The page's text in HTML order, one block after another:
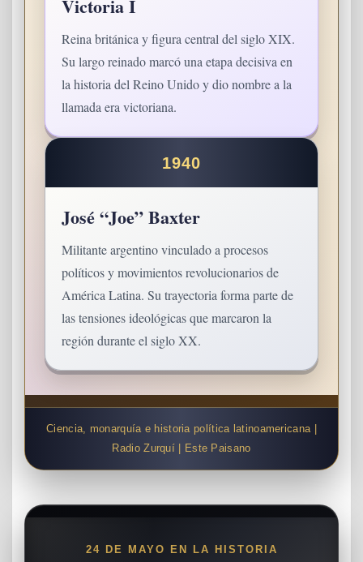
Victoria I
Reina británica y figura central del siglo XIX.
Su largo reinado marcó una etapa decisiva en
la historia del Reino Unido y dio nombre a la
llamada era victoriana.
1940
José “Joe” Baxter
Militante argentino vinculado a procesos
políticos y movimientos revolucionarios de
América Latina. Su trayectoria forma parte de
las tensiones ideológicas que marcaron la
región durante el siglo XX.
Ciencia, monarquía e historia política latinoamericana |
Radio Zurquí | Este Paisano
24 DE MAYO EN LA HISTORIA